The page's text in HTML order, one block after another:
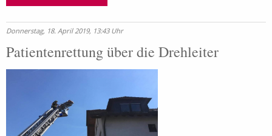
Donnerstag, 18. April 2019, 13:43 Uhr
Patientenrettung über die Drehleiter